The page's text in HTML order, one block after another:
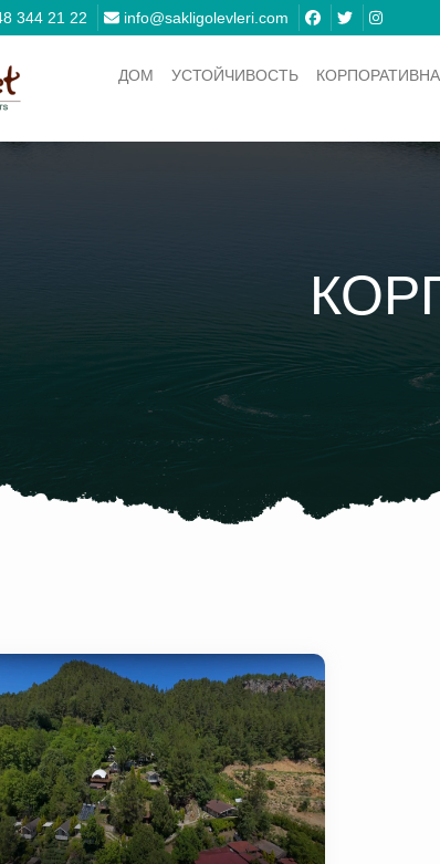
344 21 22 info@sakligolevleri.com
ДОМ УСТОЙЧИВОСТЬ